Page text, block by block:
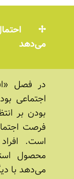
می‌دهد
در فصل
اجتماعی
بودن بر
فرصت
است.
محصول
می‌دهد با